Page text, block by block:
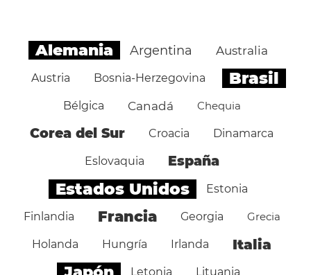
Alemania Argentina Australia
Austria Bosnia-Herzegovina Brasil
Bélgica Canadá Chequia
Corea del Sur Croacia Dinamarca
Eslovaquia España
Estados Unidos Estonia
Finlandia Francia Georgia Grecia
Holanda Hungría Irlanda Italia
Letonia Lituania